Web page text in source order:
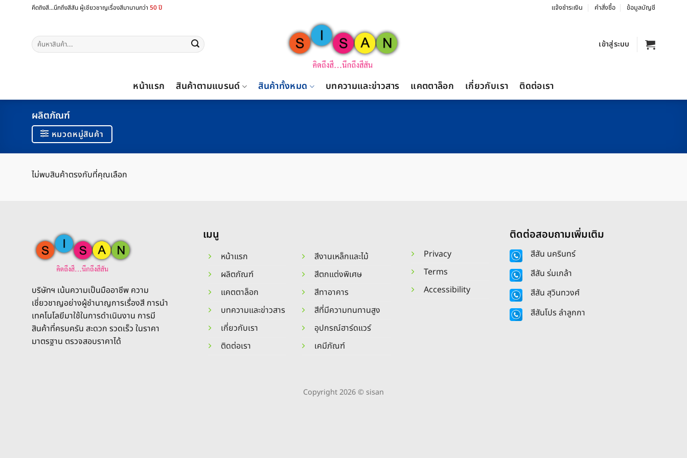
คึดถิงสี...นึกถึงสีสัน ผู้เชียวชาญเรื่องสีมานานกว่า 50 ปี แจ้งชำระเงิน คำสั่งซื้อ ข้อมูลบัญชี
ค้นหา: เข้าสู่ระบบ
หน้าแรก สินค้าตามแบรนด์ สินค้าทั้งหมด บทความและข่าวสาร แคตตาล็อก เกี่ยวกับเรา ติดต่อเรา
ผลิตภัณฑ์
หมวดหมู่สินค้า
ไม่พบสินค้าตรงกับที่คุณเลือก
บริษัทฯ เน้นความเป็นมืออาชีพ ความ
เชี่ยวชาญอย่างผู้ชำนาญการเรื่องสี การนำ
เทคโนโลยีมาใช้ในการดำเนินงาน การมี
สินค้าที่ครบครัน สะดวก รวดเร็ว ในราคา
มาตรฐาน ตรวจสอบราคาได้
เมนู
หน้าแรก
ผลิตภัณฑ์
แคตตาล็อก
บทความและข่าวสาร
เกี่ยวกับเรา
ติดต่อเรา
สีงานเหล็กและไม้
สีตกแต่งพิเศษ
สีทาอาคาร
สีที่มีความทนทานสูง
อุปกรณ์ฮาร์ดแวร์
เคมีภัณฑ์
Privacy
Terms
Accessibility
ติดต่อสอบถามเพิ่มเติม
สีสัน นครินทร์
สีสัน ร่มเกล้า
สีสัน สุวินทวงศ์
สีสันโปร ลำลูกกา
Copyright 2026 © sisan